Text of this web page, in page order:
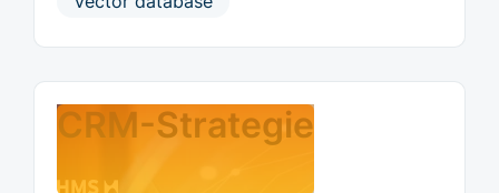
CRM-Strategie